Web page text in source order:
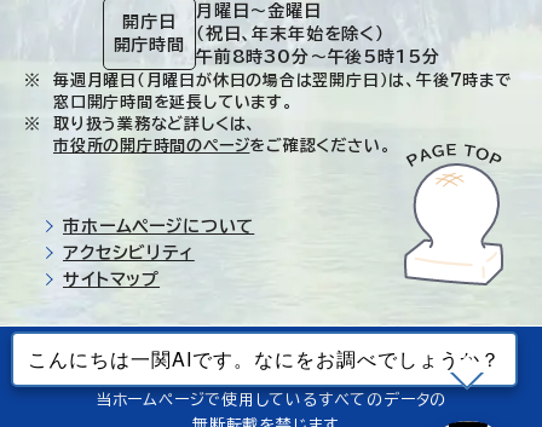
開庁日
開庁時間
月曜日～金曜日
（祝日、年末年始を除く）
午前8時30分～午後5時15分
毎週月曜日（月曜日が休日の場合は翌開庁日）は、午後7時まで
窓口開庁時間を延長しています。
取り扱う業務など詳しくは、
市役所の開庁時間のページをご確認ください。
市ホームページについて
アクセシビリティ
サイトマップ
© Ichinoseki-city. All rights reserved.
当ホームページで使用しているすべてのデータの